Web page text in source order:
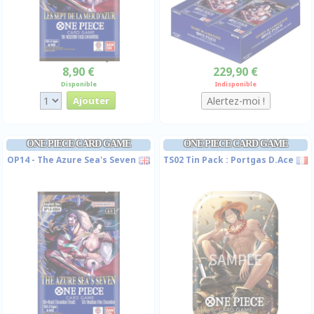
8,90 €
Disponible
229,90 €
Indisponible
ONE PIECE CARD GAME
OP14 - The Azure Sea's Seven
ONE PIECE CARD GAME
TS02 Tin Pack : Portgas D.Ace